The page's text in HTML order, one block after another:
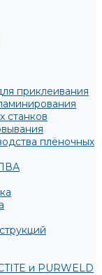
приклеивания
станков
плёночных
и PURWELD